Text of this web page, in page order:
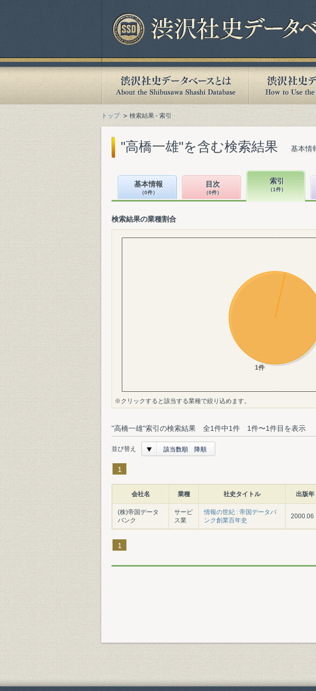
トップ 検索結果 - 索引
"高橋一雄"を含む検索結果 基本情
基本情報
（0件）
目次
（0件）
索引
（1件）
検索結果の業種割合
※クリックすると該当する業種で絞り込めます。
"高橋一雄"索引の検索結果 全1件中1件 1件〜1件目を表示
並び替え 該当数順 降順
1
会社名 業種 社史タイトル 出版年
(株)帝国データ
バンク
サービ
ス業
情報の世紀 : 帝国データバ
ンク創業百年史
2000.06
1